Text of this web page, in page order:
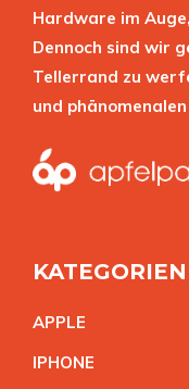
Hardware im
Dennoch sind wir
Tellerrand zu
und
KATEGORIEN
APPLE
IPHONE